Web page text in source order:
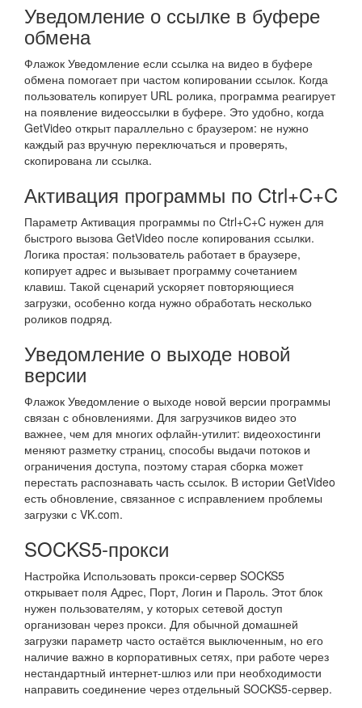
Уведомление о ссылке в буфере
обмена
Флажок Уведомление если ссылка на видео в буфере
обмена помогает при частом копировании ссылок. Когда
пользователь копирует URL ролика, программа реагирует
на появление видеоссылки в буфере. Это удобно, когда
GetVideo открыт параллельно с браузером: не нужно
каждый раз вручную переключаться и проверять,
скопирована ли ссылка.
Активация программы по Ctrl+C+C
Параметр Активация программы по Ctrl+C+C нужен для
быстрого вызова GetVideo после копирования ссылки.
Логика простая: пользователь работает в браузере,
копирует адрес и вызывает программу сочетанием
клавиш. Такой сценарий ускоряет повторяющиеся
загрузки, особенно когда нужно обработать несколько
роликов подряд.
Уведомление о выходе новой
версии
Флажок Уведомление о выходе новой версии программы
связан с обновлениями. Для загрузчиков видео это
важнее, чем для многих офлайн-утилит: видеохостинги
меняют разметку страниц, способы выдачи потоков и
ограничения доступа, поэтому старая сборка может
перестать распознавать часть ссылок. В истории GetVideo
есть обновление, связанное с исправлением проблемы
загрузки с VK.com.
SOCKS5-прокси
Настройка Использовать прокси-сервер SOCKS5
открывает поля Адрес, Порт, Логин и Пароль. Этот блок
нужен пользователям, у которых сетевой доступ
организован через прокси. Для обычной домашней
загрузки параметр часто остаётся выключенным, но его
наличие важно в корпоративных сетях, при работе через
нестандартный интернет-шлюз или при необходимости
направить соединение через отдельный SOCKS5-сервер.